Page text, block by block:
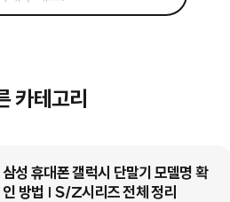
카테고리
폰 갤럭시 단말기 모델명 확
| S/Z시리즈 전체 정리